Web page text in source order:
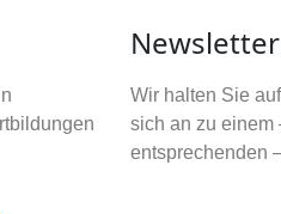
Newsletter
Wir halten Sie
sich an zu einem
entsprechenden